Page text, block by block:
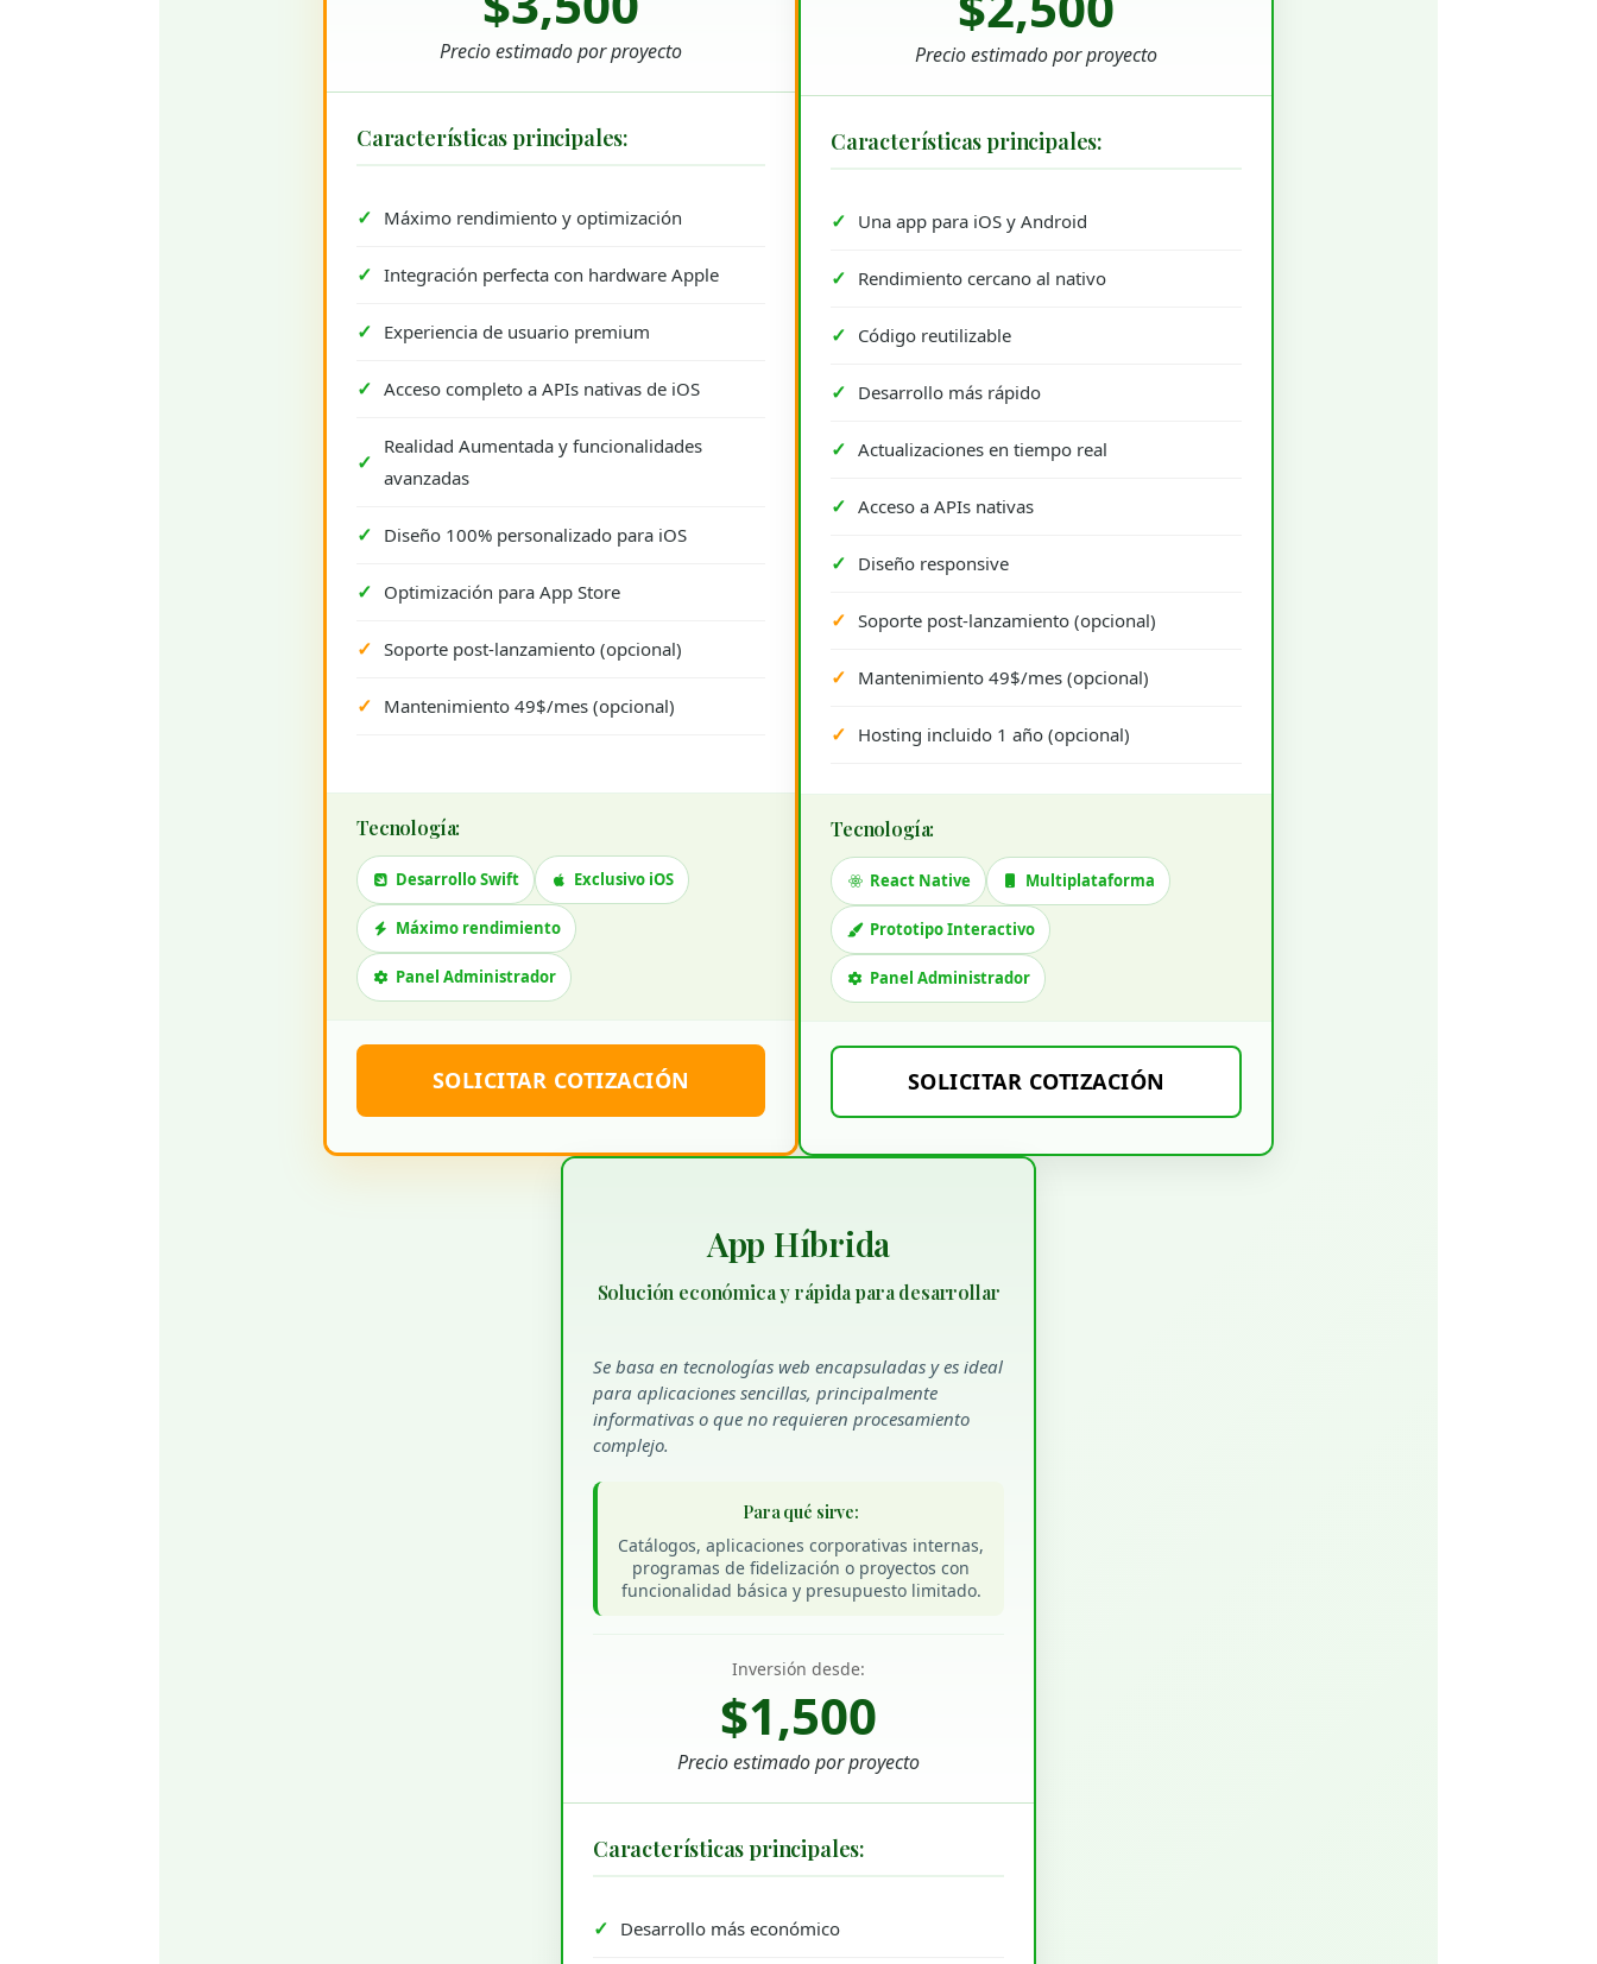
Precio estimado por proyecto
Características principales:
Máximo rendimiento y optimización
Integración perfecta con hardware Apple
Experiencia de usuario premium
Acceso completo a APIs nativas de iOS
Realidad Aumentada y funcionalidades
avanzadas
Diseño 100% personalizado para iOS
Optimización para App Store
Soporte post-lanzamiento (opcional)
Mantenimiento 49$/mes (opcional)
Tecnología:
Desarrollo Swift Exclusivo iOS
Máximo rendimiento
Panel Administrador
SOLICITAR COTIZACIÓN
Precio estimado por proyecto
Características principales:
Una app para iOS y Android
Rendimiento cercano al nativo
Código reutilizable
Desarrollo más rápido
Actualizaciones en tiempo real
Acceso a APIs nativas
Diseño responsive
Soporte post-lanzamiento (opcional)
Mantenimiento 49$/mes (opcional)
Hosting incluido 1 año (opcional)
Tecnología:
React Native Multiplataforma
Prototipo Interactivo
Panel Administrador
SOLICITAR COTIZACIÓN
App Híbrida
Solución económica y rápida para desarrollar
Se basa en tecnologías web encapsuladas y es ideal
para aplicaciones sencillas, principalmente
informativas o que no requieren procesamiento
complejo.
Para qué sirve:
Catálogos, aplicaciones corporativas internas,
programas de fidelización o proyectos con
funcionalidad básica y presupuesto limitado.
Inversión desde:
$1,500
Precio estimado por proyecto
Características principales:
Desarrollo más económico